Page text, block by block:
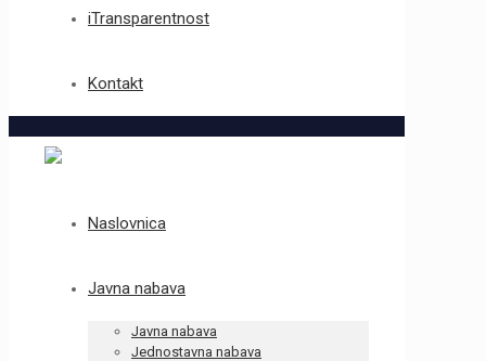
iTransparentnost
Kontakt
Naslovnica
Javna nabava
Javna nabava
Jednostavna nabava